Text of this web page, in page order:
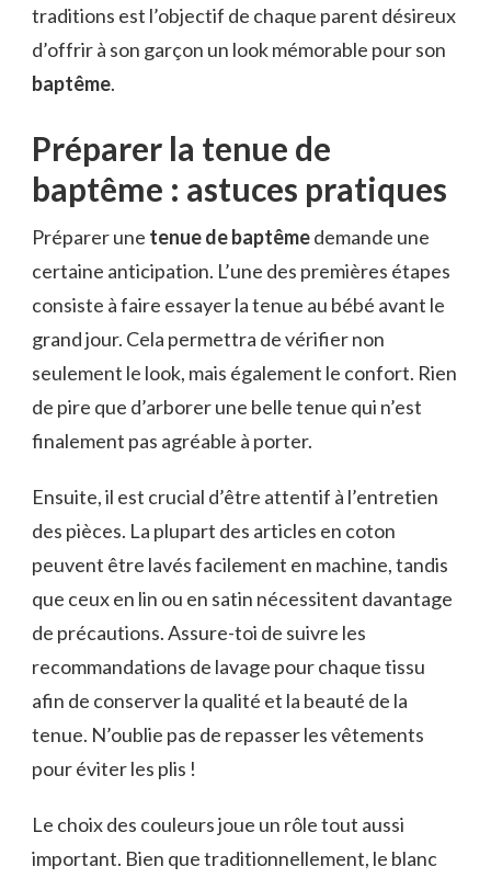
traditions est l’objectif de chaque parent désireux
d’offrir à son garçon un look mémorable pour son
baptême.
Préparer la tenue de
baptême : astuces pratiques
Préparer une tenue de baptêmedemande une
certaine anticipation. L’une des premières étapes
consiste à faire essayer la tenue au bébé avant le
grand jour. Cela permettra de vérifier non
seulement le look, mais également le confort. Rien
de pire que d’arborer une belle tenue qui n’est
finalement pas agréable à porter.
Ensuite, il est crucial d’être attentif à l’entretien
des pièces. La plupart des articles en coton
peuvent être lavés facilement en machine, tandis
que ceux en lin ou en satin nécessitent davantage
de précautions. Assure-toi de suivre les
recommandations de lavage pour chaque tissu
afin de conserver la qualité et la beauté de la
tenue. N’oublie pas de repasser les vêtements
pour éviter les plis !
Le choix des couleurs joue un rôle tout aussi
important. Bien que traditionnellement, le blanc